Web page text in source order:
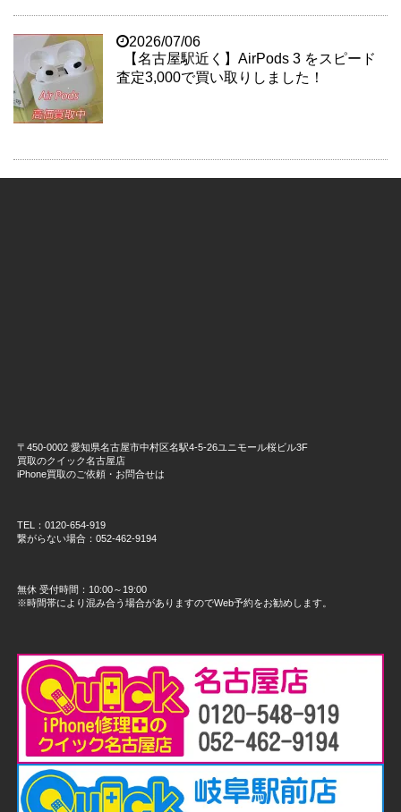
2026/07/06
【名古屋駅近く】AirPods 3 をスピード
査定3,000で買い取りしました！
〒450-0002 愛知県名古屋市中村区名駅4-5-26ユニモール桜ビル3F
買取のクイック名古屋店
iPhone買取のご依頼・お問合せは
TEL：0120-654-919
繋がらない場合：052-462-9194
無休 受付時間：10:00～19:00
※時間帯により混み合う場合がありますのでWeb予約をお勧めします。